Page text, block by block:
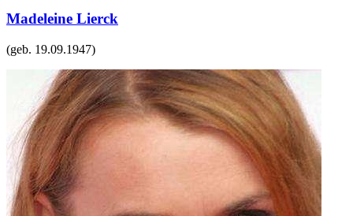
Madeleine Lierck
(geb. 19.09.1947)